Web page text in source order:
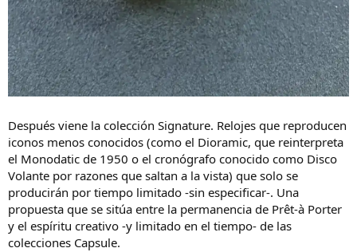
Después viene la colección Signature. Relojes que reproducen
iconos menos conocidos (como el Dioramic, que reinterpreta
el Monodatic de 1950 o el cronógrafo conocido como Disco
Volante por razones que saltan a la vista) que solo se
producirán por tiempo limitado -sin especificar-. Una
propuesta que se sitúa entre la permanencia de Prêt-à Porter
y el espíritu creativo -y limitado en el tiempo- de las
colecciones Capsule.